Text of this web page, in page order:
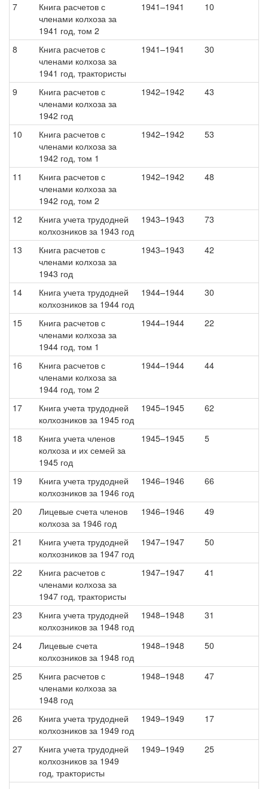
7
Книга расчетов с
членами колхоза за
1941 год, том 2
1941–1941 10
8
Книга расчетов с
членами колхоза за
1941 год, трактористы
1941–1941 30
9
Книга расчетов с
членами колхоза за
1942 год
1942–1942 43
10
Книга расчетов с
членами колхоза за
1942 год, том 1
1942–1942 53
11
Книга расчетов с
членами колхоза за
1942 год, том 2
1942–1942 48
12
Книга учета трудодней
колхозников за 1943 год
1943–1943 73
13
Книга расчетов с
членами колхоза за
1943 год
1943–1943 42
14
Книга учета трудодней
колхозников за 1944 год
1944–1944 30
15
Книга расчетов с
членами колхоза за
1944 год, том 1
1944–1944 22
16
Книга расчетов с
членами колхоза за
1944 год, том 2
1944–1944 44
17
Книга учета трудодней
колхозников за 1945 год
1945–1945 62
18
Книга учета членов
колхоза и их семей за
1945 год
1945–1945 5
19
Книга учета трудодней
колхозников за 1946 год
1946–1946 66
20
Лицевые счета членов
колхоза за 1946 год
1946–1946 49
21
Книга учета трудодней
колхозников за 1947 год
1947–1947 50
22
Книга расчетов с
членами колхоза за
1947 год, трактористы
1947–1947 41
23
Книга учета трудодней
колхозников за 1948 год
1948–1948 31
24
Лицевые счета
колхозников за 1948 год
1948–1948 50
25
Книга расчетов с
членами колхоза за
1948 год
1948–1948 47
26
Книга учета трудодней
колхозников за 1949 год
1949–1949 17
27
Книга учета трудодней
колхозников за 1949
год, трактористы
1949–1949 25